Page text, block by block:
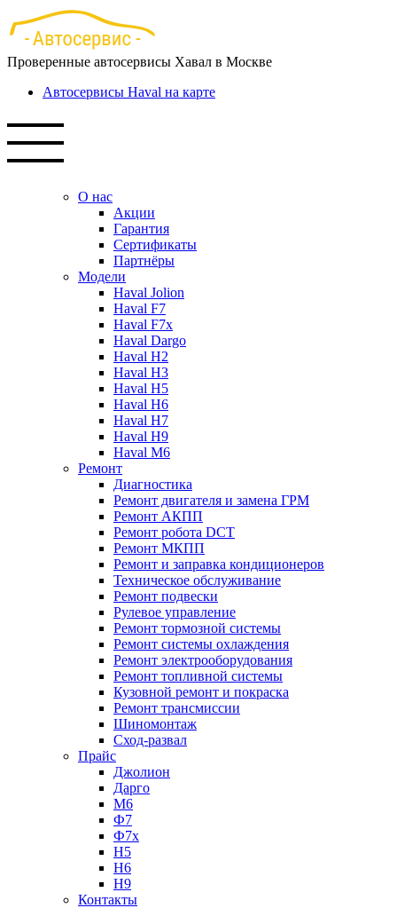
Перейти
к
основному
содержанию
Проверенные автосервисы Хавал в Москве
Автосервисы Haval на карте
О нас
Акции
Гарантия
Сертификаты
Партнёры
Модели
Haval Jolion
Haval F7
Haval F7x
Haval Dargo
Haval H2
Haval H3
Haval H5
Haval H6
Haval H7
Haval H9
Haval M6
Ремонт
Диагностика
Ремонт двигателя и замена ГРМ
Ремонт АКПП
Ремонт робота DCT
Ремонт МКПП
Ремонт и заправка кондиционеров
Техническое обслуживание
Ремонт подвески
Рулевое управление
Ремонт тормозной системы
Ремонт системы охлаждения
Ремонт электрооборудования
Ремонт топливной системы
Кузовной ремонт и покраска
Ремонт трансмиссии
Шиномонтаж
Сход-развал
Прайс
Джолион
Дарго
М6
Ф7
Ф7х
Н5
Н6
Н9
Контакты